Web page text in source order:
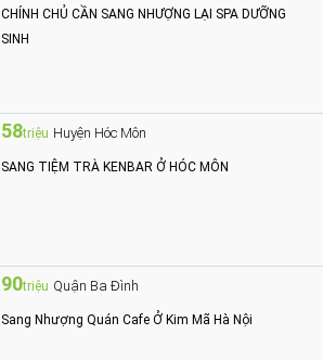
CHÍNH CHỦ CẦN SANG NHƯỢNG LẠI SPA DƯỠNG
SINH
58triệu Huyện Hóc Môn
SANG TIỆM TRÀ KENBAR Ở HÓC MÔN
90triệu Quận Ba Đình
Sang Nhượng Quán Cafe Ở Kim Mã Hà Nội